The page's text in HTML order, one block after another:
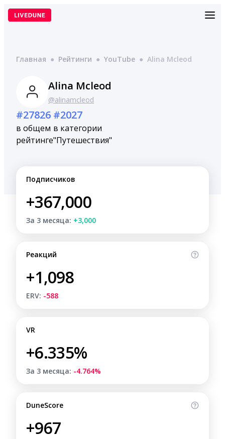
Перейти
Главная ● Рейтинги ● YouTube ● Alina Mcleod
Alina Mcleod
@alinamcleod
#27826
в общем
рейтинге
#2027
в категории
"Путешествия"
Подписчиков
+367,000
За 3 месяца: +3,000
Реакций
+1,098
ERV: -588
VR
+6.335%
За 3 месяца: -4.764%
DuneScore
+967